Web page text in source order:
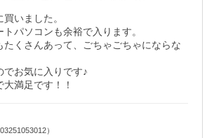
いました。
パソコンも余裕で入ります。
たくさんあって、ごちゃごちゃにならな
でお気に入りです♪
満足です！！
）